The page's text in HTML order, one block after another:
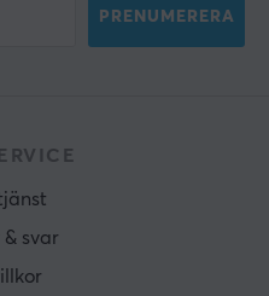
PRENUMERERA
& svar